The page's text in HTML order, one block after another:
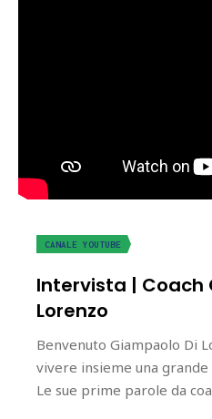
CANALE YOUTUBE
Intervista | Coach
Lorenzo
Benvenuto Giampaolo Di
vivere insieme una grande
Le sue prime parole da